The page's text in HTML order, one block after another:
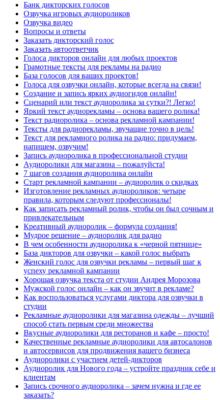
Банк дикторских голосов
Озвучка игровых аудиороликов
Озвучка видео
Вопросы и ответы
Заказать дикторский голос
Заказать автоответчик
Голоса дикторов онлайн для любых проектов
Грамотные тексты для рекламы на радио
База голосов для ваших проектов!
Голоса для озвучки онлайн, которые всегда на связи!
Создание и запись ярких аудиогидов онлайн!
Сценарий или текст аудиоролика за сутки?! Легко!
Яркий текст аудиорекламы – основа вашего ролика!
Текст радиоролика – основа рекламной кампании!
Тексты для радиорекламы, звучащие точно в цель!
Текст для рекламного ролика на радио: придумаем,
напишем, озвучим!
Запись аудиоролика в профессиональной студии
Аудиоролики для магазина – пожалуйста!
7 шагов создания аудиоролика онлайн
Старт рекламной кампании – аудиоролик о скидках
Изготовление рекламных аудиороликов: четыре
правила, которым следуют профессионалы!
Как записать рекламный ролик, чтобы он был сочным и
привлекательным
Креативный аудиоролик – формула создания!
Мудрое решение – аудиоролик для радио
В чем особенности аудиоролика к «черной пятнице»
База дикторов для озвучки – какой голос выбрать
Женский голос для озвучки рекламы – первый шаг к
успеху рекламной кампании
Хорошая озвучка текста от студии Андрея Морозова
Мужской голос онлайн – как он звучит в рекламе?
Как воспользоваться услугами диктора для озвучки в
студии
Рекламные аудиоролики для магазина одежды – лучший
способ стать первым среди множества
Вкусные аудиоролики для ресторанов и кафе – просто!
Качественные рекламные аудиоролики для автосалонов
и автосервисов для продвижения вашего бизнеса
Аудиоролики с участием детей-дикторов
Аудиоролик для Нового года – устройте праздник себе и
клиентам
Запись срочного аудиоролика – зачем нужна и где ее
заказать?